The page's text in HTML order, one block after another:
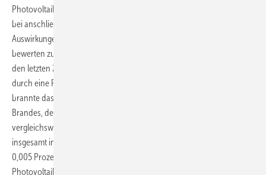
Photovoltaikanlagen auf Häusern oder Freiflächen recherchiert, um
bei anschließenden Analysen die Gründe, Umstände und
Auswirkungen defekter Produkte oder mangelhafter Installationen
bewerten zu können. Nach den Ergebnissen der Forscher gab es in
den letzten 20 Jahren in Deutschland rund 75 Brände, die zweifelsfrei
durch eine Photovoltaikanlage ausgelöst wurden. In zehn Fällen
brannte das Gebäude vollständig ab. Damit ist das Risiko eines
Brandes, der durch eine Photovoltaikanlage ausgelöst wird,
vergleichsweise gering, wenn man im Vergleich dazu die Zahl der
insgesamt installierten Anlagen heranzieht. Dann wird klar, dass nur
0,005 Prozent der in Deutschland installierten 1,4 Millionen
Photovoltaikanlagen einen Brand ausgelöst haben.